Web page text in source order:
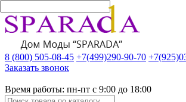
8 (800) 505-08-45 +7(499)290-90-70
Заказать звонок
Время работы: пн-пт с 9:00 до 18:00